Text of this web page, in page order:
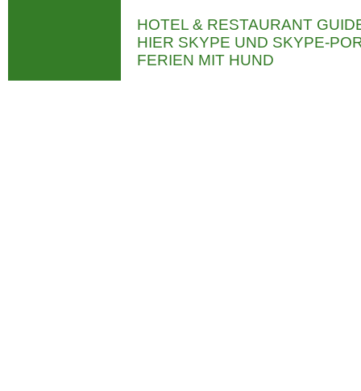
HOTEL & RESTAURANT
HIER SKYPE UND SKYPE-
FERIEN MIT HUND